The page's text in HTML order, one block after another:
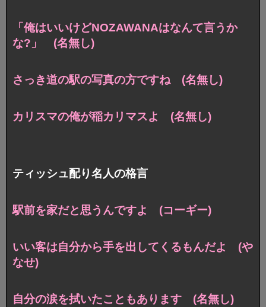
「俺はいいけどNOZAWANAはなんて言うか
な?」 (名無し)
さっき道の駅の写真の方ですね (名無し)
カリスマの俺が稲カリマスよ (名無し)
ティッシュ配り名人の格言
駅前を家だと思うんですよ (コーギー)
いい客は自分から手を出してくるもんだよ (や
なせ)
自分の涙を拭いたこともあります (名無し)